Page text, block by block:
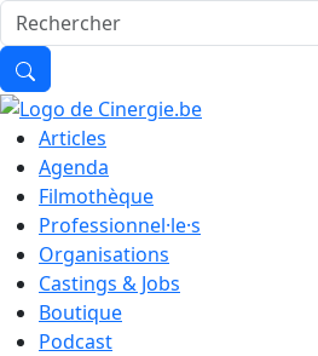
Articles
Agenda
Filmothèque
Professionnel·le·s
Organisations
Castings & Jobs
Boutique
Podcast